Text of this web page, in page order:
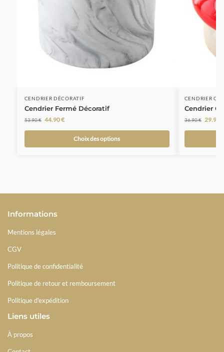
CENDRIER DÉCORATIF
Cendrier Fermé Décoratif
53.90€ 44.90€
Choix des options
CENDRIER
Cendrier
36.90€ 29.99
Informations
Mentions légales
CGV
Politique de confidentialité
Politique de retour et remboursement
Politique d'expédition
Liens utiles
À propos